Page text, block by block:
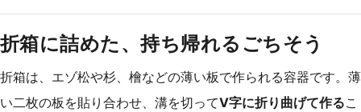
折箱に詰めた、持ち帰れるごちそう
折箱は、エゾ松や杉、檜などの薄い板で作られる容器です。薄
い二枚の板を貼り合わせ、溝を切ってV字に折り曲げて作るこ